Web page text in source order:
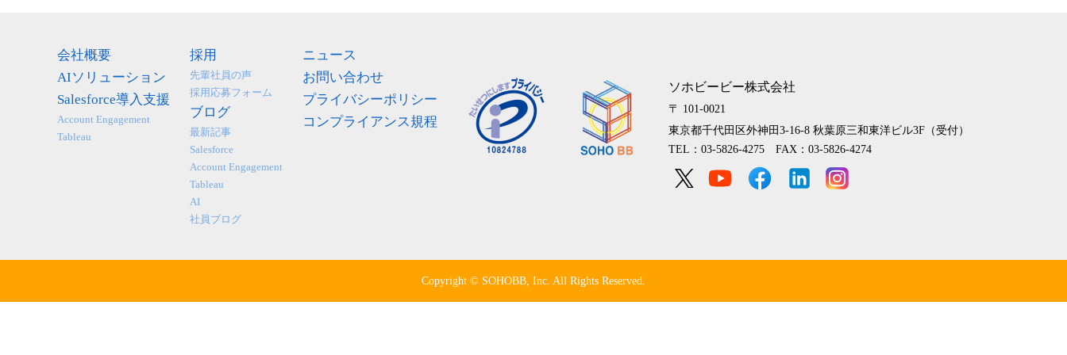
会社概要
AIソリューション
Salesforce導入支援
Account Engagement
Tableau
採用
先輩社員の声
採用応募フォーム
ブログ
最新記事
Salesforce
Account Engagement
Tableau
AI
社員ブログ
ニュース
お問い合わせ
プライバシーポリシー
コンプライアンス規程
ソホビービー株式会社
〒 101-0021
東京都千代田区外神田3-16-8 秋葉原三和東洋ビル3F（受付）
TEL：03-5826-4275 FAX：03-5826-4274
Copyright © SOHOBB, Inc. All Rights Reserved.